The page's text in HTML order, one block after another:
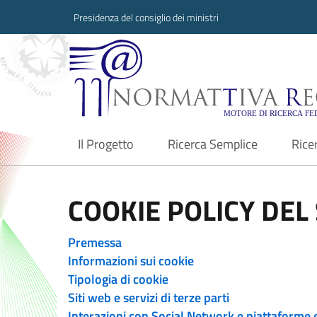
Presidenza del consiglio dei ministri
Normattiva
Il Progetto
current Ricerca Semplice
COOKIE POLICY
Premessa
Informazioni sui cookie
Tipologia di cookie
Siti web e servizi di terze parti